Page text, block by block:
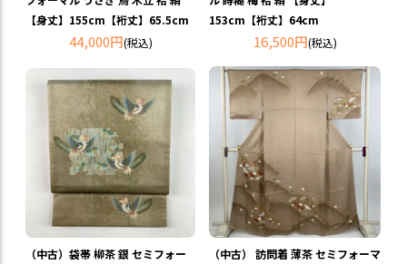
【身丈】155cm【裄丈】65.5cm
44,000円(税込)
153cm【裄丈】64cm
16,500円(税込)
（中古）袋帯 柳茶 銀 セミフォー
（中古） 訪問着 薄茶 セミフォーマ